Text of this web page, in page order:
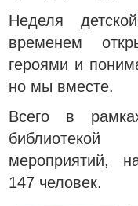
Неделя
временем
героями и
но мы вместе.
Всего в
мероприятий,
147 человек.